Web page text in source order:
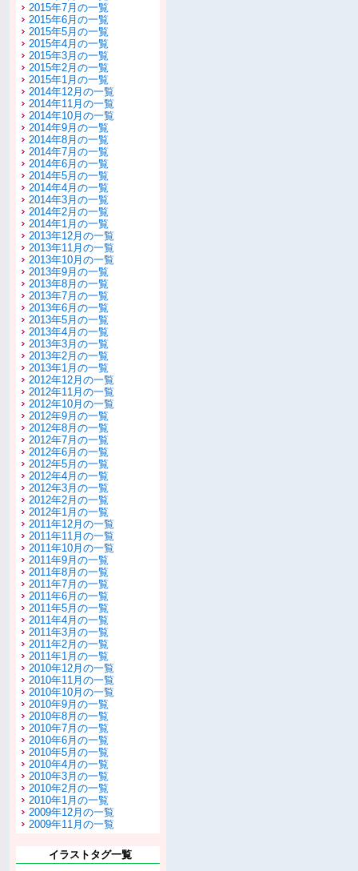
2015年7月の一覧
2015年6月の一覧
2015年5月の一覧
2015年4月の一覧
2015年3月の一覧
2015年2月の一覧
2015年1月の一覧
2014年12月の一覧
2014年11月の一覧
2014年10月の一覧
2014年9月の一覧
2014年8月の一覧
2014年7月の一覧
2014年6月の一覧
2014年5月の一覧
2014年4月の一覧
2014年3月の一覧
2014年2月の一覧
2014年1月の一覧
2013年12月の一覧
2013年11月の一覧
2013年10月の一覧
2013年9月の一覧
2013年8月の一覧
2013年7月の一覧
2013年6月の一覧
2013年5月の一覧
2013年4月の一覧
2013年3月の一覧
2013年2月の一覧
2013年1月の一覧
2012年12月の一覧
2012年11月の一覧
2012年10月の一覧
2012年9月の一覧
2012年8月の一覧
2012年7月の一覧
2012年6月の一覧
2012年5月の一覧
2012年4月の一覧
2012年3月の一覧
2012年2月の一覧
2012年1月の一覧
2011年12月の一覧
2011年11月の一覧
2011年10月の一覧
2011年9月の一覧
2011年8月の一覧
2011年7月の一覧
2011年6月の一覧
2011年5月の一覧
2011年4月の一覧
2011年3月の一覧
2011年2月の一覧
2011年1月の一覧
2010年12月の一覧
2010年11月の一覧
2010年10月の一覧
2010年9月の一覧
2010年8月の一覧
2010年7月の一覧
2010年6月の一覧
2010年5月の一覧
2010年4月の一覧
2010年3月の一覧
2010年2月の一覧
2010年1月の一覧
2009年12月の一覧
2009年11月の一覧
イラストタグ一覧